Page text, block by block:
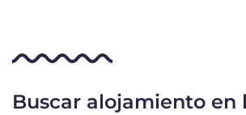
Buscar alojamiento en